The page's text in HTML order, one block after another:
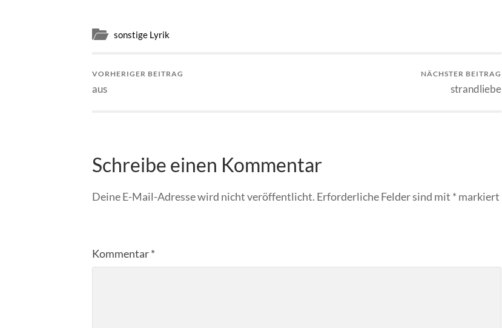
sonstige Lyrik
VORHERIGER BEITRAG
aus
NÄCHSTER BEITRAG
strandliebe
Schreibe einen Kommentar
Deine E-Mail-Adresse wird nicht veröffentlicht. Erforderliche Felder sind mit * markiert
Kommentar*